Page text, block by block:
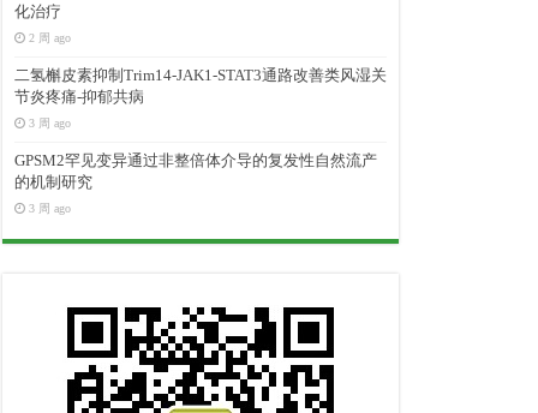
化治疗
2 周 ago
二氢槲皮素抑制Trim14-JAK1-STAT3通路改善类风湿关
节炎疼痛-抑郁共病
3 周 ago
GPSM2罕见变异通过非整倍体介导的复发性自然流产
的机制研究
3 周 ago